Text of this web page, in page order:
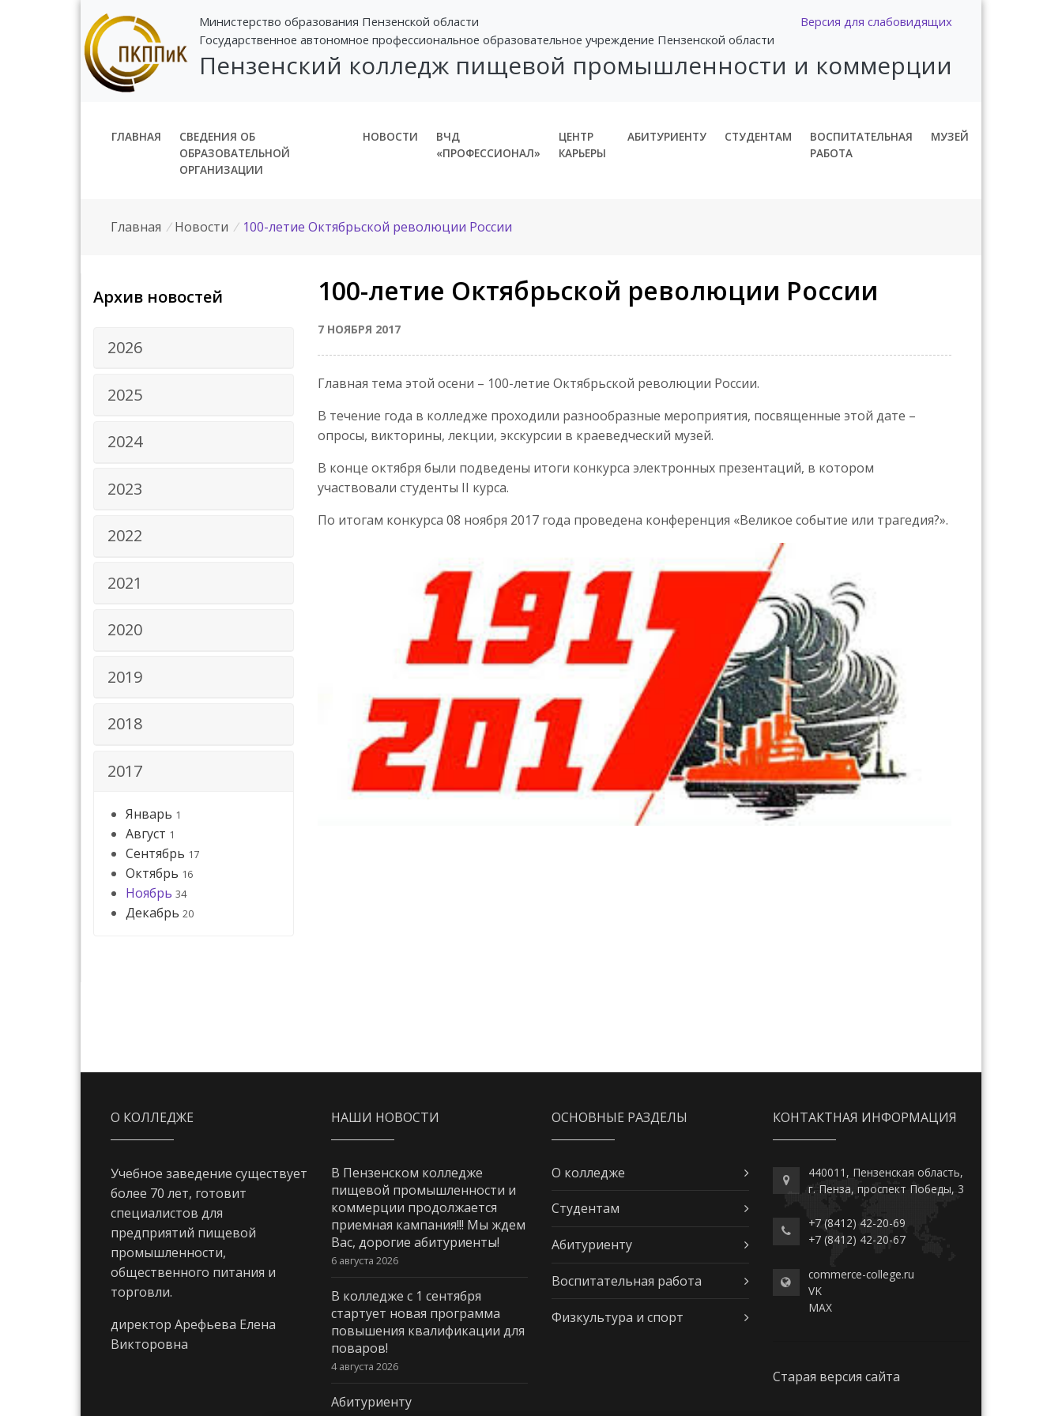
Версия для слабовидящих
Министерство образования Пензенской области
Государственное автономное профессиональное образовательное учреждение Пензенской области
Пензенский колледж пищевой промышленности и коммерции
ГЛАВНАЯ
СВЕДЕНИЯ ОБ
ОБРАЗОВАТЕЛЬНОЙ
ОРГАНИЗАЦИИ
НОВОСТИ
ВЧД
«ПРОФЕССИОНАЛ»
ЦЕНТР
КАРЬЕРЫ
АБИТУРИЕНТУ СТУДЕНТАМ
ВОСПИТАТЕЛЬНАЯ
РАБОТА
МУЗЕЙ
Главная / Новости / 100-летие Октябрьской революции России
Архив новостей
2026
2025
2024
2023
2022
2021
2020
2019
2018
2017
Январь 1
Август 1
Сентябрь 17
Октябрь 16
Ноябрь 34
Декабрь 20
100-летие Октябрьской революции России
7 НОЯБРЯ 2017
Главная тема этой осени – 100-летие Октябрьской революции России.
В течение года в колледже проходили разнообразные мероприятия, посвященные этой дате –
опросы, викторины, лекции, экскурсии в краеведческий музей.
В конце октября были подведены итоги конкурса электронных презентаций, в котором
участвовали студенты II курса.
По итогам конкурса 08 ноября 2017 года проведена конференция «Великое событие или трагедия?».
О КОЛЛЕДЖЕ
Учебное заведение существует
более 70 лет, готовит
специалистов для
предприятий пищевой
промышленности,
общественного питания и
торговли.
директор Арефьева Елена
Викторовна
НАШИ НОВОСТИ
В Пензенском колледже
пищевой промышленности и
коммерции продолжается
приемная кампания!!! Мы ждем
Вас, дорогие абитуриенты!
6 августа 2026
В колледже с 1 сентября
стартует новая программа
повышения квалификации для
поваров!
4 августа 2026
Абитуриенту
ОСНОВНЫЕ РАЗДЕЛЫ
О колледже
Студентам
Абитуриенту
Воспитательная работа
Физкультура и спорт
КОНТАКТНАЯ ИНФОРМАЦИЯ
440011, Пензенская область,
г. Пенза, проспект Победы, 3
+7 (8412) 42-20-69
+7 (8412) 42-20-67
commerce-college.ru
VK
MAX
Старая версия сайта